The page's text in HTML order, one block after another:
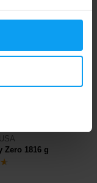
Zero 1816 g